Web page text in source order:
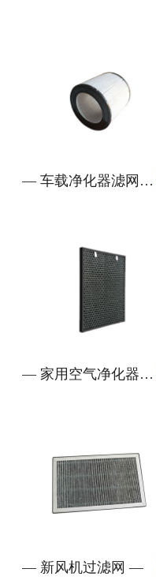
—车载净化器滤网
— 家用空气净化器过
— 新风机过滤网 —